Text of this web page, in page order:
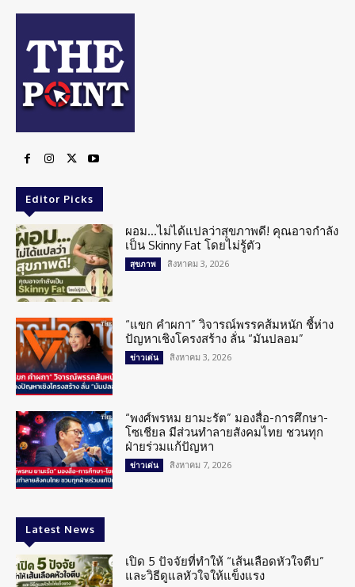
Editor Picks
ผอม…ไม่ได้แปลว่าสุขภาพดี! คุณอาจกำลัง
เป็น Skinny Fat โดยไม่รู้ตัว
สุขภาพ สิงหาคม 3, 2026
“แขก คำผกา” วิจารณ์พรรคส้มหนัก ชี้ห่าง
ปัญหาเชิงโครงสร้าง ลั่น “มันปลอม”
ข่าวเด่น สิงหาคม 3, 2026
“พงศ์พรหม ยามะรัต” มองสื่อ-การศึกษา-
โซเชียล มีส่วนทำลายสังคมไทย ชวนทุก
ฝ่ายร่วมแก้ปัญหา
ข่าวเด่น สิงหาคม 7, 2026
Latest News
เปิด 5 ปัจจัยที่ทำให้ “เส้นเลือดหัวใจตีบ”
และวิธีดูแลหัวใจให้แข็งแรง